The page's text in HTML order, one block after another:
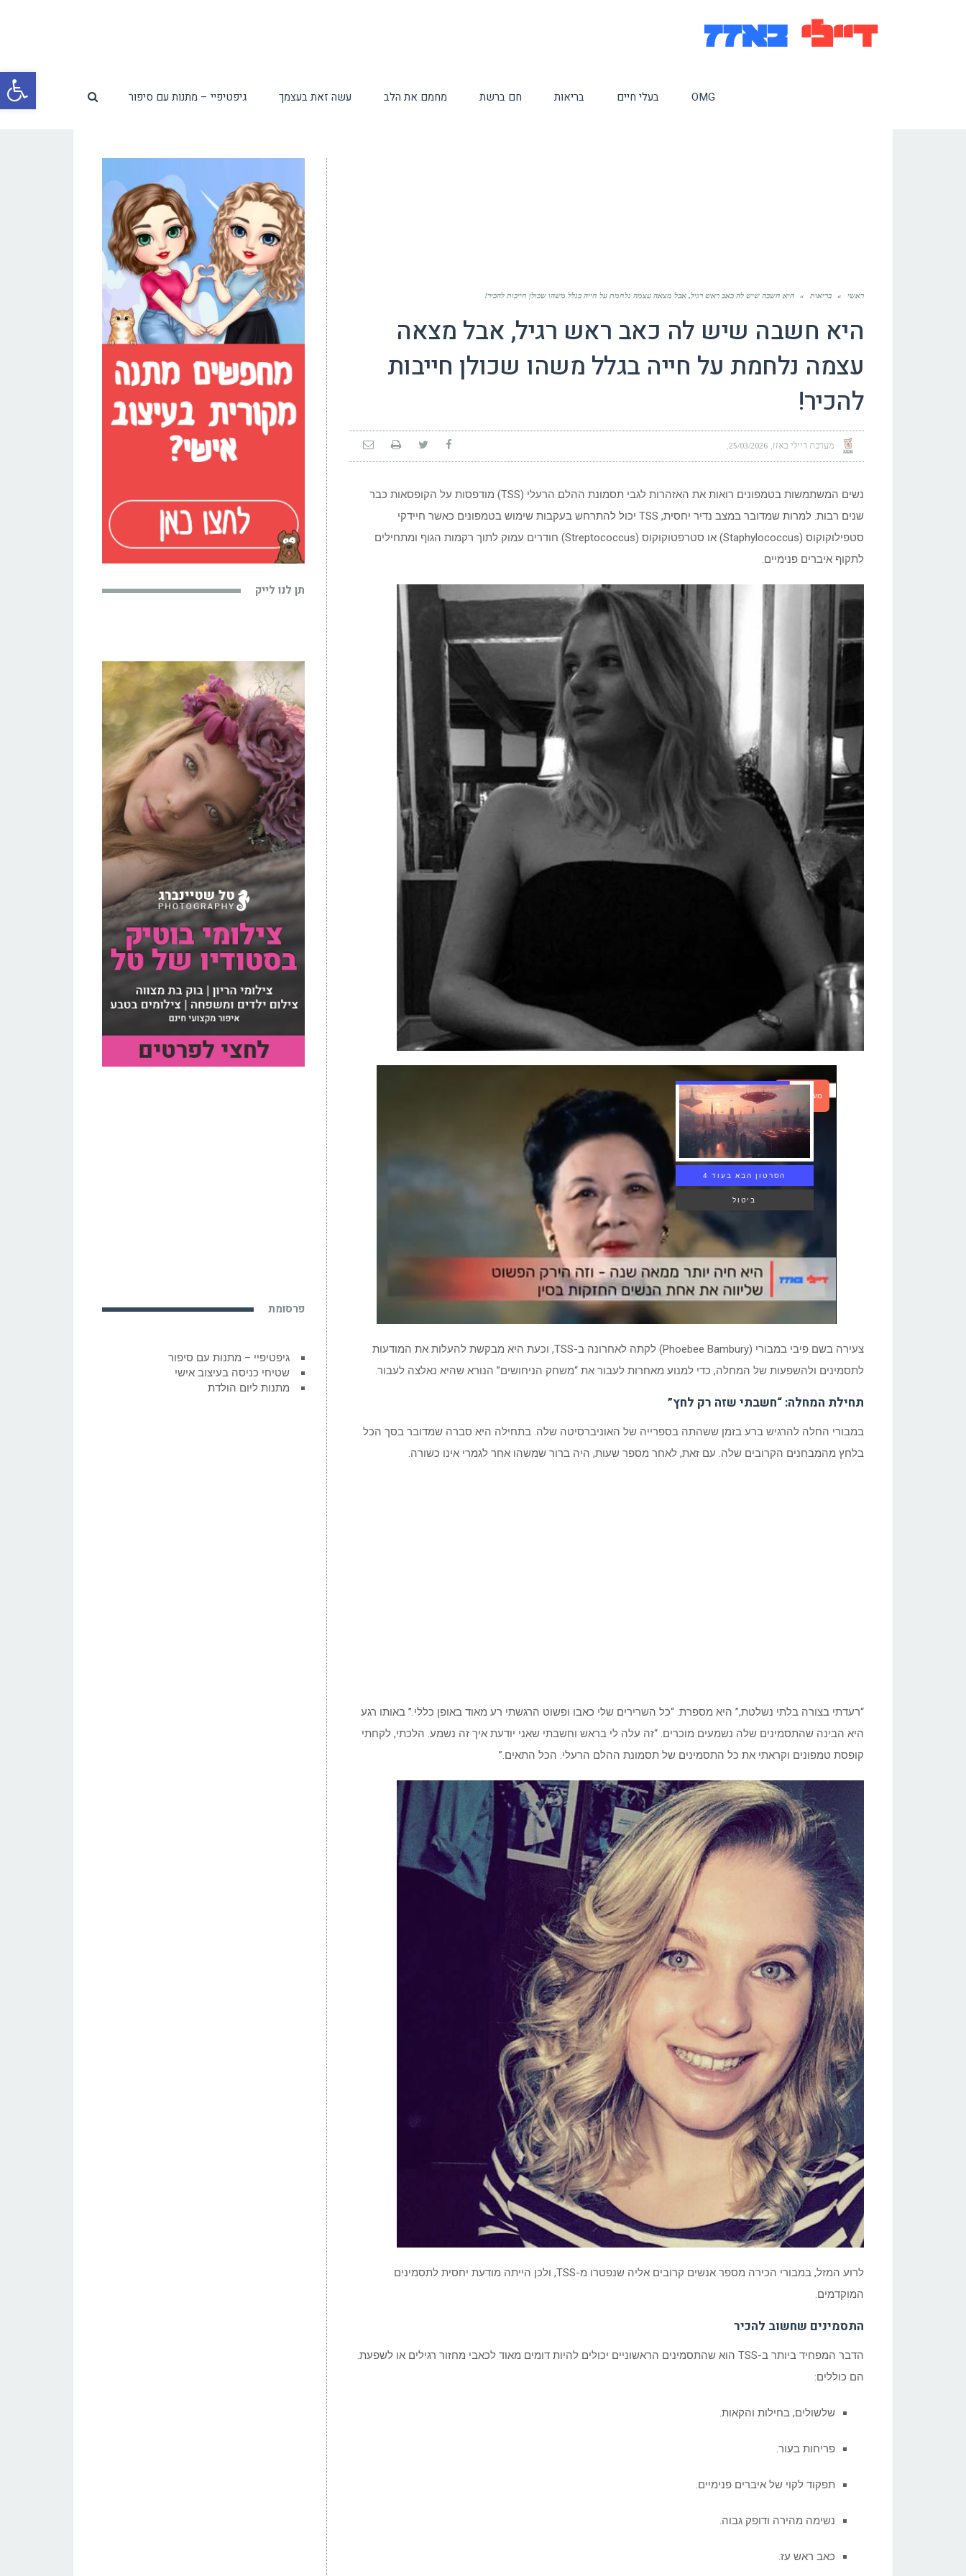
OMG בעלי חיים בריאות חם ברשת מחמם את הלב עשה זאת בעצמך גיפטיפיי – מתנות עם סיפור
ראשי » בריאות » היא חשבה שיש לה כאב ראש רגיל, אבל מצאה עצמה נלחמת על חייה בגלל משהו שכולן חייבות להכיר!
היא חשבה שיש לה כאב ראש רגיל, אבל מצאה
עצמה נלחמת על חייה בגלל משהו שכולן חייבות
להכיר!
מערכת דיילי באזז 25/03/2026
נשים המשתמשות בטמפונים רואות את האזהרות לגבי תסמונת ההלם הרעלי (TSS) מודפסות על הקופסאות כבר
שנים רבות. למרות שמדובר במצב נדיר יחסית, TSS יכול להתרחש בעקבות שימוש בטמפונים כאשר חיידקי
סטפילוקוקוס (Staphylococcus) או סטרפטוקוקוס (Streptococcus) חודרים עמוק לתוך רקמות הגוף ומתחילים
לתקוף איברים פנימיים.
מעבר לכתבה
הסרטון הבא בעוד 3
ביטול
צעירה בשם פיבי במבורי (Phoebee Bambury) לקתה לאחרונה ב-TSS, וכעת היא מבקשת להעלות את המודעות
לתסמינים ולהשפעות של המחלה, כדי למנוע מאחרות לעבור את “משחק הניחושים” הנורא שהיא נאלצה לעבור.
תחילת המחלה: “חשבתי שזה רק לחץ”
במבורי החלה להרגיש ברע בזמן ששהתה בספרייה של האוניברסיטה שלה. בתחילה היא סברה שמדובר בסך הכל
בלחץ מהמבחנים הקרובים שלה. עם זאת, לאחר מספר שעות, היה ברור שמשהו אחר לגמרי אינו כשורה.
“רעדתי בצורה בלתי נשלטת,” היא מספרת. “כל השרירים שלי כאבו ופשוט הרגשתי רע מאוד באופן כללי.” באותו רגע
היא הבינה שהתסמינים שלה נשמעים מוכרים. “זה עלה לי בראש וחשבתי שאני יודעת איך זה נשמע. הלכתי, לקחתי
קופסת טמפונים וקראתי את כל התסמינים של תסמונת ההלם הרעלי. הכל התאים.”
לרוע המזל, במבורי הכירה מספר אנשים קרובים אליה שנפטרו מ-TSS, ולכן הייתה מודעת יחסית לתסמינים
המוקדמים.
התסמינים שחשוב להכיר
הדבר המפחיד ביותר ב-TSS הוא שהתסמינים הראשוניים יכולים להיות דומים מאוד לכאבי מחזור רגילים או לשפעת.
הם כוללים:
שלשולים, בחילות והקאות.
פריחות בעור.
תפקוד לקוי של איברים פנימיים.
נשימה מהירה ודופק גבוה.
כאב ראש עז.
תן לנו לייק
פרסומת
גיפטיפיי – מתנות עם סיפור
שטיחי כניסה בעיצוב אישי
מתנות ליום הולדת